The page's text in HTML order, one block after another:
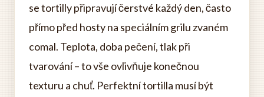
se tortilly připravují čerstvé každý den, často
přímo před hosty na speciálním grilu zvaném
comal. Teplota, doba pečení, tlak při
tvarování – to vše ovlivňuje konečnou
texturu a chuť. Perfektní tortilla musí být